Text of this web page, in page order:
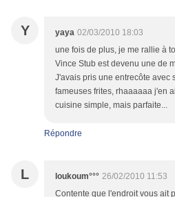
Y yaya 02/03/2010 18:03
une fois de plus, je me rallie à
Vince Stub est devenu une de
J'avais pris une entrecôte avec
fameuses frites, rhaaaaaa j'en
cuisine simple, mais parfaite...
Répondre
L loukoum°°° 26/02/2010 11:53
Contente que l'endroit vous ait